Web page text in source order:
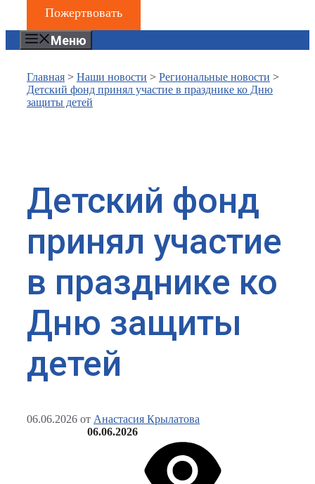
Пожертвовать
Меню
Главная > Наши новости > Региональные новости >
Детский фонд принял участие в празднике ко Дню
защиты детей
Детский фонд
принял участие
в празднике ко
Дню защиты
детей
06.06.2026 от Анастасия Крылатова
06.06.2026